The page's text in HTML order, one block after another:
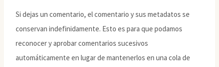
Si dejas un comentario, el comentario y sus metadatos se
conservan indefinidamente. Esto es para que podamos
reconocer y aprobar comentarios sucesivos
automáticamente en lugar de mantenerlos en una cola de